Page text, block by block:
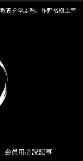
養を学ぶ塾。作野裕樹主宰
会員用必読記事